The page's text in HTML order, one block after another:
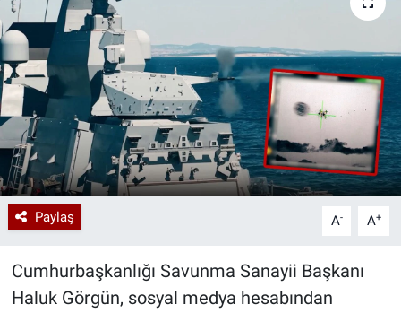
Paylaş A- A+
Cumhurbaşkanlığı Savunma Sanayii Başkanı
Haluk Görgün, sosyal medya hesabından
Kadın
Erişim Bilgileri
Sağlık
Teknoloji
Ramazan